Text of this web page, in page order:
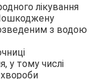
лікування
з водою
у тому числі